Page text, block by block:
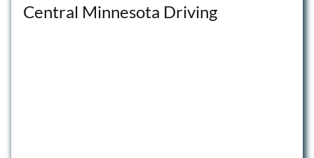
Central Minnesota Driving